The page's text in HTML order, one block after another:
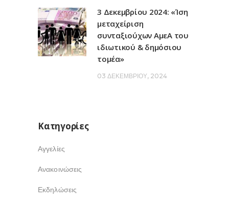
3 Δεκεμβρίου 2024: «Ίση
μεταχείριση
συνταξιούχων ΑμεΑ του
ιδιωτικού & δημόσιου
τομέα»
03 ΔΕΚΕΜΒΡΊΟΥ, 2024
Kατηγορίες
Αγγελίες
Ανακοινώσεις
Εκδηλώσεις